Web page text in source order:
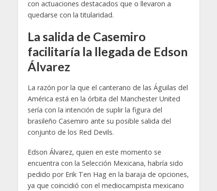
con actuaciones destacados que o llevaron a
quedarse con la titularidad.
La salida de Casemiro
facilitaría la llegada de Edson
Álvarez
La razón por la que el canterano de las Águilas del
América está en la órbita del Manchester United
sería con la intención de suplir la figura del
brasileño Casemiro ante su posible salida del
conjunto de los Red Devils.
Edson Álvarez, quien en este momento se
encuentra con la Selección Mexicana, habría sido
pedido por Erik Ten Hag en la baraja de opciones,
ya que coincidió con el mediocampista mexicano